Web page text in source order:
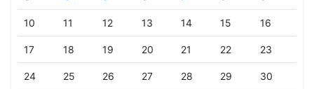
10 11 12 13 14 15 16
17 18 19 20 21 22 23
24 25 26 27 28 29 30